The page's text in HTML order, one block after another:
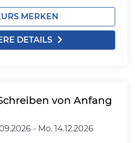
MERKEN
DETAILS
von Anfang
- Mo. 14.12.2026